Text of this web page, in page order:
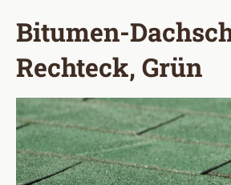
Bitumen-
Rechteck, Grün
Bildergalerie überspringen